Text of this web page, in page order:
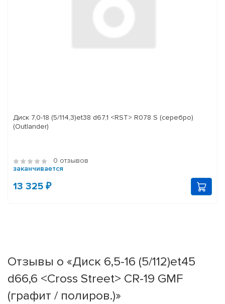
Диск 7,0-18 (5/114,3)et38 d67,1 <RST> R078 S (серебро)
(Outlander)
0 отзывов
заканчивается
13 325 ₽
Отзывы о «Диск 6,5-16 (5/112)et45
d66,6 <Cross Street> CR-19 GMF
(графит / полиров.)»